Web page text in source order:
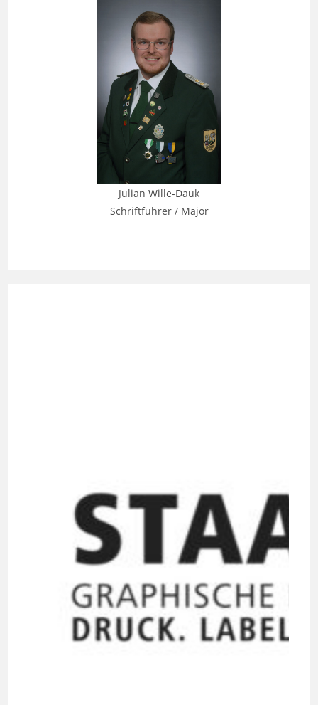
Julian Wille-Dauk
Schriftführer / Major